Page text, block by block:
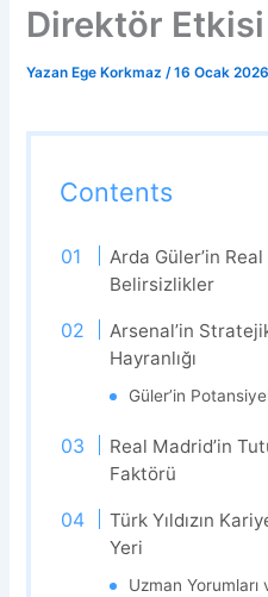
Direktör Etkisi
Yazan Ege Korkmaz/16 Ocak 2026
Contents
Arda Güler’in
Belirsizlikler
Arsenal’in
Hayranlığı
Güler’in
Real Madrid’in
Faktörü
Türk Yıldızın
Yeri
Uzman